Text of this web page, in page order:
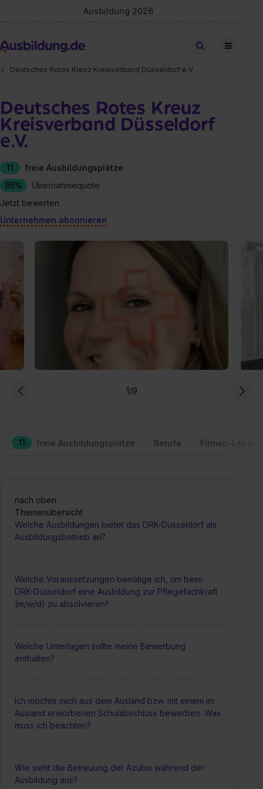
Ausbildung 2026
Stellen finden
Deutsches Rotes Kreuz Kreisverband Düsseldorf e.V.
Deutsches Rotes Kreuz
Kreisverband Düsseldorf
e.V.
11
freie Ausbildungsplätze
95%
Übernahmequote
Jetzt bewerten
Unternehmen abonnieren
1/9
11 freie Ausbildungsplätze Berufe Firmen-
nach oben
Themenübersicht
Welche Ausbildungen bietet das DRK-Düsseldorf als
Ausbildungsbetrieb an?
Welche Voraussetzungen benötige ich, um beim
DRK-Düsseldorf eine Ausbildung zur Pflegefachkraft
(m/w/d) zu absolvieren?
Welche Unterlagen sollte meine Bewerbung
enthalten?
Ich möchte mich aus dem Ausland bzw. mit einem im
Ausland erworbenen Schulabschluss bewerben. Was
muss ich beachten?
Wie sieht die Betreuung der Azubis während der
Ausbildung aus?